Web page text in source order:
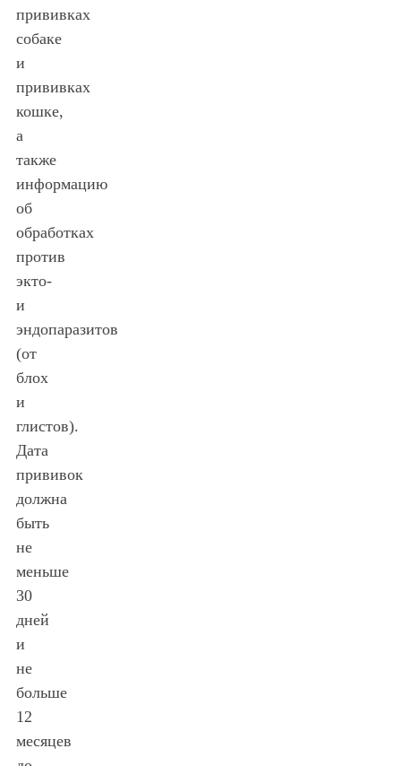
прививках
собаке
и
прививках
кошке,
а
также
информацию
об
обработках
против
экто-
и
эндопаразитов
(от
блох
и
глистов).
Дата
прививок
должна
быть
не
меньше
30
дней
и
не
больше
12
месяцев